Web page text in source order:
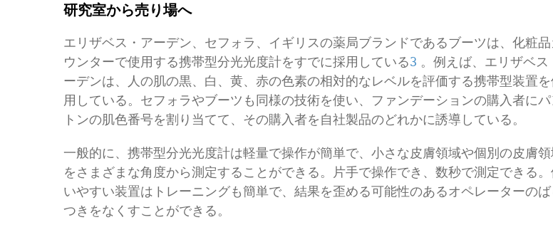
研究室から売り場へ
エリザベス・アーデン、セフォラ、イギリスの薬局ブランドであるブーツは、化粧品
ウンターで使用する携帯型分光光度計をすでに採用している3 。例えば、エリザベス
ーデンは、人の肌の黒、白、黄、赤の色素の相対的なレベルを評価する携帯型装置
用している。セフォラやブーツも同様の技術を使い、ファンデーションの購入者に
トンの肌色番号を割り当てて、その購入者を自社製品のどれかに誘導している。
一般的に、携帯型分光光度計は軽量で操作が簡単で、小さな皮膚領域や個別の皮膚
をさまざまな角度から測定することができる。片手で操作でき、数秒で測定できる
いやすい装置はトレーニングも簡単で、結果を歪める可能性のあるオペレーターのば
つきをなくすことができる。